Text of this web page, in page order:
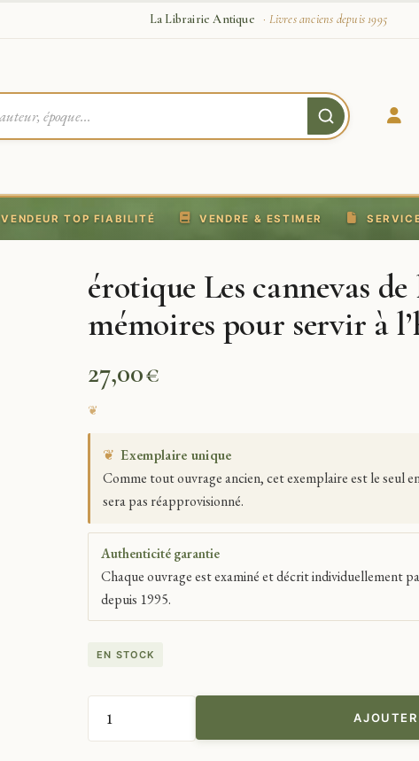
La Librairie Antique · Livres anciens depuis 1995
VENDEUR TOP FIABILITÉ VENDRE & ESTIMER
érotique Les cannevas
mémoires pour servir à
27,00€
❦ Exemplaire unique
Comme tout ouvrage ancien, cet exemplaire est le seul
sera pas réapprovisionné.
Authenticité garantie
Chaque ouvrage est examiné et décrit individuellement
depuis 1995.
EN STOCK
QUANTITÉ
DE